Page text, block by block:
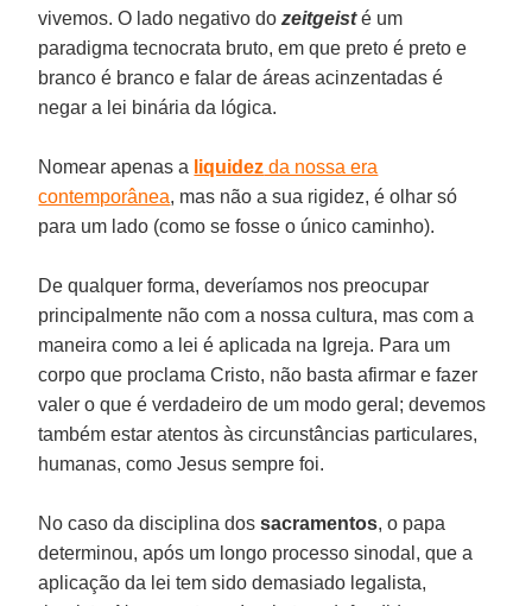
vivemos. O lado negativo dozeitgeist é um
paradigma tecnocrata bruto, em que preto é preto e
branco é branco e falar de áreas acinzentadas é
negar a lei binária da lógica.
Nomear apenas a liquidez da nossa era
contemporânea, mas não a sua rigidez, é olhar só
para um lado (como se fosse o único caminho).
De qualquer forma, deveríamos nos preocupar
principalmente não com a nossa cultura, mas com a
maneira como a lei é aplicada na Igreja. Para um
corpo que proclama Cristo, não basta afirmar e fazer
valer o que é verdadeiro de um modo geral; devemos
também estar atentos às circunstâncias particulares,
humanas, como Jesus sempre foi.
No caso da disciplina dossacramentos, o papa
determinou, após um longo processo sinodal, que a
aplicação da lei tem sido demasiado legalista,